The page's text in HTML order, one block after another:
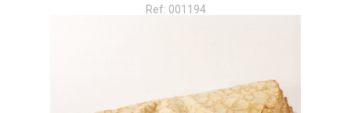
Ref: 001194